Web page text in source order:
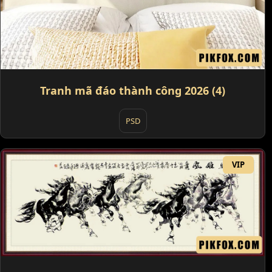
Tranh mã đáo thành công 2026 (4)
PSD
VIP